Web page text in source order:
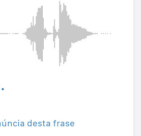
desta frase